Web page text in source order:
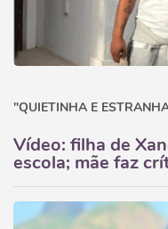
"QUIETINHA E
Vídeo: filha de
escola; mãe faz